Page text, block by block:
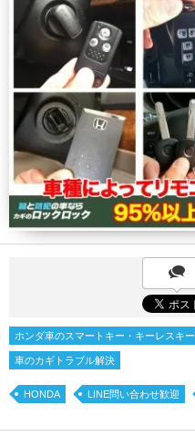
ホンダ車のスマートキー・キーレスキー
車のカギトラブル解決
HONDA LINE問い合わせ歓迎